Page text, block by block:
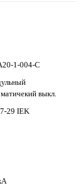
1-004-C
выкл.
29 IEK